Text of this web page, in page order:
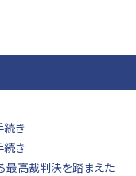
き
き
最高裁判決を踏まえた